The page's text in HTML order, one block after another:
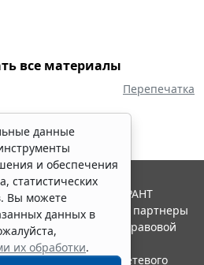
все материалы
Перепечатка
данные
и обеспечения
статистических
Вы можете
данных в
их обработки.
2026. Система ГАРАНТ
Компания "Гарант" и ее партнеры
ассоциации правовой
в качестве сетевого